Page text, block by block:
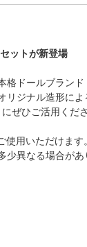
ットが新登場
格ドールブラン
リジナル造形に
ぜひご活用くださ
用いただけます。
異なる場合があ